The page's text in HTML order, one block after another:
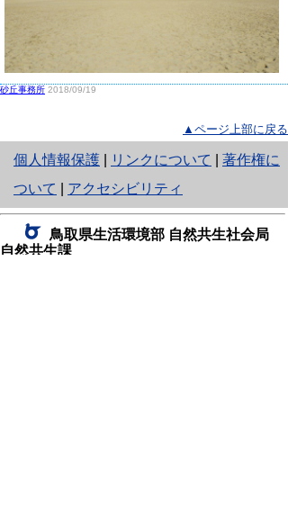
砂丘事務所 2018/09/19
▲ページ上部に戻る
個人情報保護
と
り
ネ
ッ
リンクについて
著作権に
ついて
アクセシビリティ
鳥取県生活環境部 自然共生社会局
自然共生課